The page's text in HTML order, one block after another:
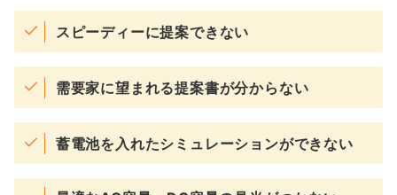
スピーディーに提案できない
需要家に望まれる提案書が分からない
蓄電池を入れたシミュレーションができない